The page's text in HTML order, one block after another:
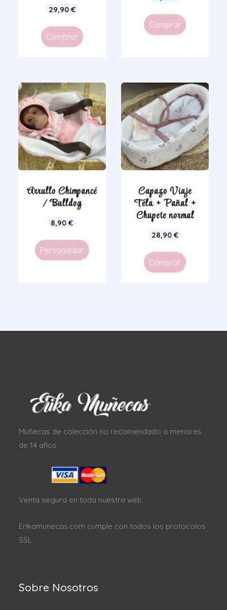
29,90 €
Comprar
Comprar
Arrullo Chimpancé
/ Bulldog
8,90€
Personalizar
Capazo Viaje
Tela + Pañal +
Chupete normal
28,90€
Comprar
Muñecas de colección no recomendado a menores
de 14 años
Venta segura en toda nuestra web.
Erikamunecas.com cumple con todos los protocolos
SSL
Sobre Nosotros